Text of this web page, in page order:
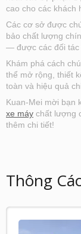
cao cho các khách
Các cơ sở được
bảo chất lượng
— được các đối tác
Khám phá cách
thể mở rộng, thiết
toàn và hiệu quả
Kuan-Mei mời bạn
xe máy chất lượng
thêm chi tiết!
Thông